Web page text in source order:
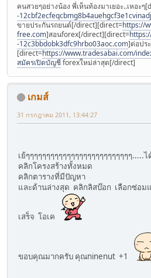
คนสวยๆอย่างน้อง พี่เห็นท้องมาเยอะ..เหอะๆ
-
ขายประกันรถยนต์[/direct][direct=https://
free.com]สอนforex[/direct][direct=
-12c3bbdobk3dfc9hrbo03aoc.com]ต่อปร
[direct=https://www.tradesabai.com/
สมัครเปิดบัญชีforexใหม่ล่าสุด[/direct]
เกมส์
31 กรกฎาคม 2011, 13:44:27
เย้ๆๆๆๆๆๆๆๆๆๆๆๆๆๆๆๆๆๆๆๆๆๆๆๆๆๆ.....
คลิกโครงสร้างทั้งหมด
คลิกตารางที่มีปัญหา
และด้านล่างสุด คลิกลิสบ๊อก เลือกซ่อม
เสร็จ โอเค
ขอบคุณมากครับ คุณninenut +1